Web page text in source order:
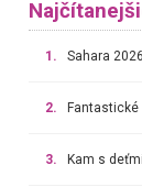
1. Sahara 2026
2.
3. Kam s